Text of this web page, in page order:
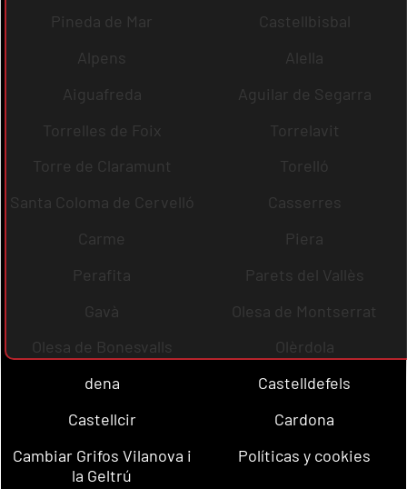
Pineda de Mar
Castellbisbal
Alpens
Alella
Aiguafreda
Aguilar de Segarra
Torrelles de Foix
Torrelavit
Torre de Claramunt
Torelló
Santa Coloma de Cervelló
Casserres
Carme
Piera
Perafita
Parets del Vallès
Gavà
Olesa de Montserrat
Olesa de Bonesvalls
Olèrdola
dena
Castelldefels
Castellcir
Cardona
Cambiar Grifos Vilanova i
la Geltrú
Políticas y cookies